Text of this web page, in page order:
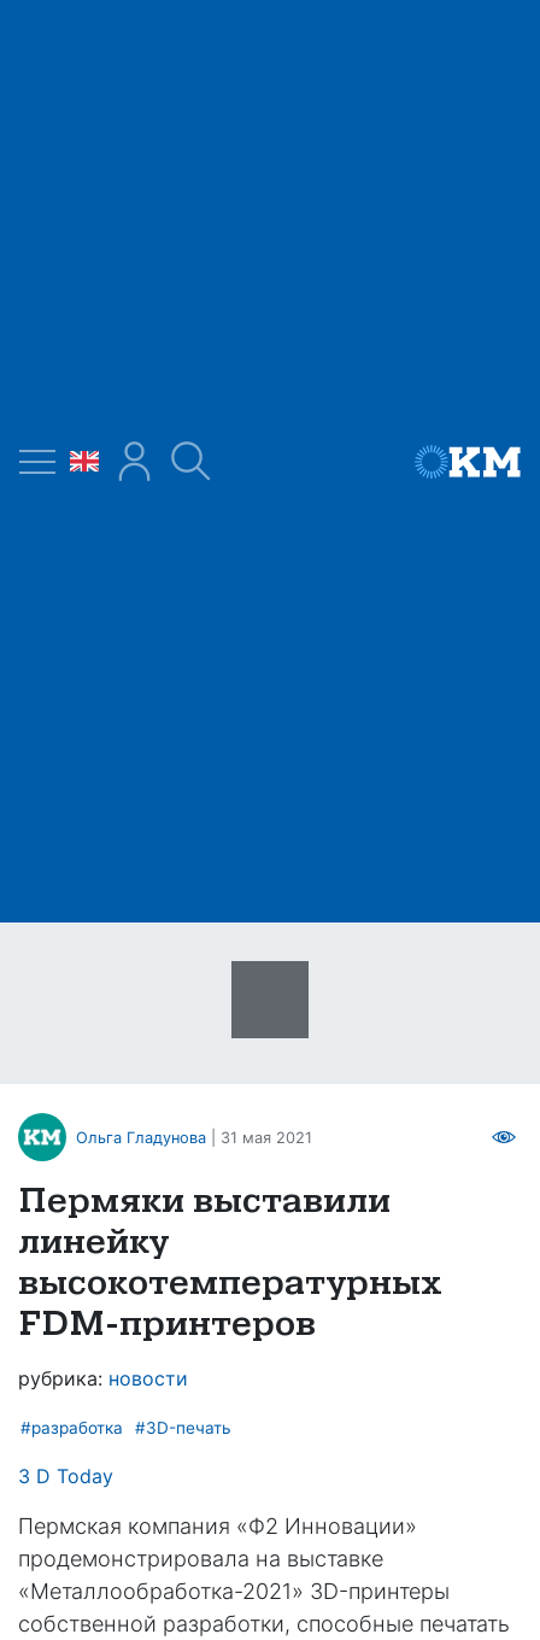
Ольга Гладунова | 31 мая 2021
Пермяки выставили
линейку
высокотемпературных
FDM-принтеров
рубрика: новости
#разработка #3D-печать
3 D Today
Пермская компания «Ф2 Инновации»
продемонстрировала на выставке
«Металлообработка-2021» 3D-принтеры
собственной разработки, способные печатать